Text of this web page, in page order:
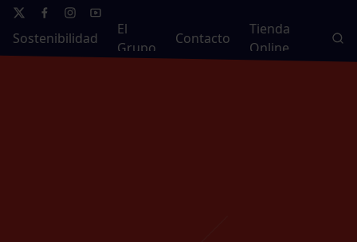
Sostenibilidad
El
Grupo
Contacto
Tienda
Online